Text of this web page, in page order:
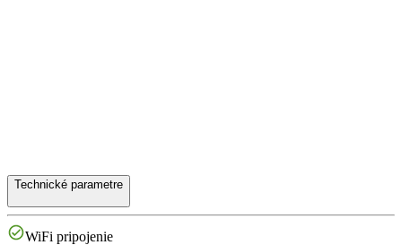
Technické parametre
WiFi pripojenie